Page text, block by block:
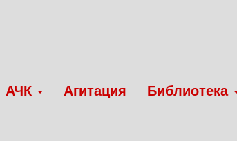
АЧК Агитация Библиотека